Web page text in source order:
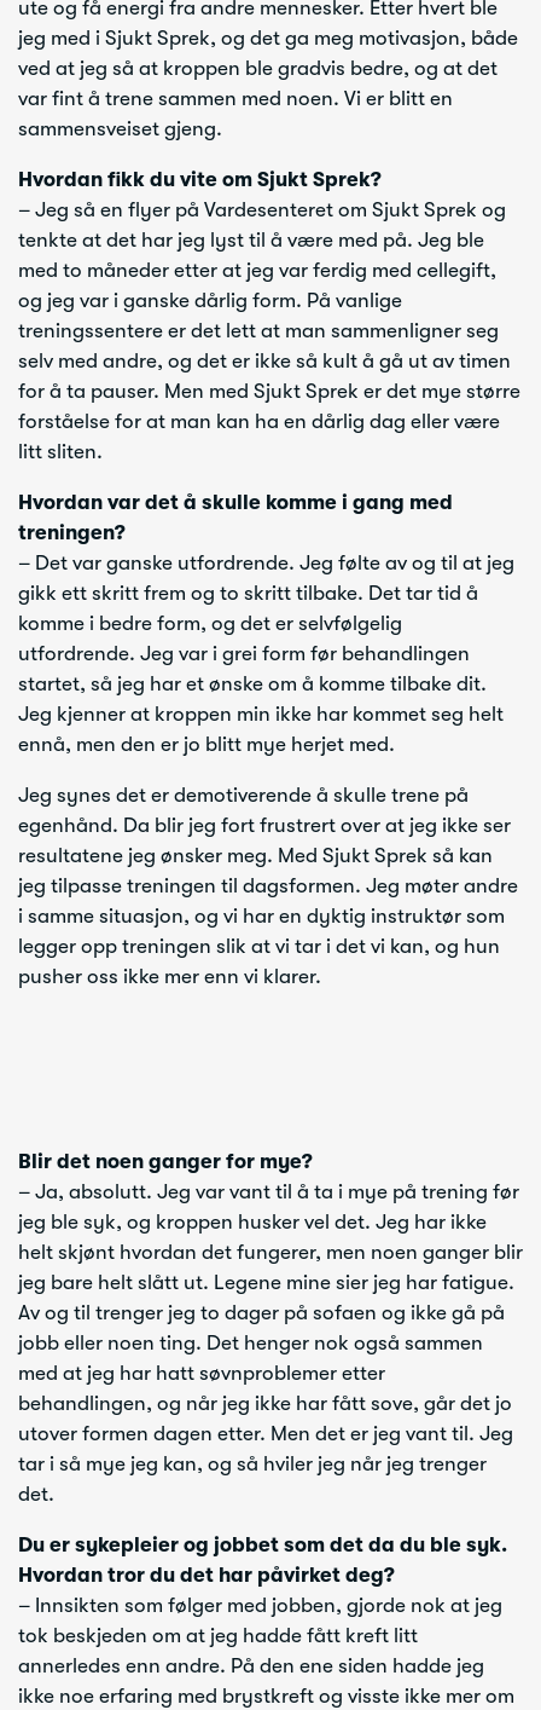
ute og få energi fra andre mennesker. Etter hvert ble
jeg med i Sjukt Sprek, og det ga meg motivasjon, både
ved at jeg så at kroppen ble gradvis bedre, og at det
var fint å trene sammen med noen. Vi er blitt en
sammensveiset gjeng.
Hvordan fikk du vite om Sjukt Sprek?
– Jeg så en flyer på Vardesenteret om Sjukt Sprek og
tenkte at det har jeg lyst til å være med på. Jeg ble
med to måneder etter at jeg var ferdig med cellegift,
og jeg var i ganske dårlig form. På vanlige
treningssentere er det lett at man sammenligner seg
selv med andre, og det er ikke så kult å gå ut av timen
for å ta pauser. Men med Sjukt Sprek er det mye større
forståelse for at man kan ha en dårlig dag eller være
litt sliten.
Hvordan var det å skulle komme i gang med
treningen?
– Det var ganske utfordrende. Jeg følte av og til at jeg
gikk ett skritt frem og to skritt tilbake. Det tar tid å
komme i bedre form, og det er selvfølgelig
utfordrende. Jeg var i grei form før behandlingen
startet, så jeg har et ønske om å komme tilbake dit.
Jeg kjenner at kroppen min ikke har kommet seg helt
ennå, men den er jo blitt mye herjet med.
Jeg synes det er demotiverende å skulle trene på
egenhånd. Da blir jeg fort frustrert over at jeg ikke ser
resultatene jeg ønsker meg. Med Sjukt Sprek så kan
jeg tilpasse treningen til dagsformen. Jeg møter andre
i samme situasjon, og vi har en dyktig instruktør som
legger opp treningen slik at vi tar i det vi kan, og hun
pusher oss ikke mer enn vi klarer.
Blir det noen ganger for mye?
– Ja, absolutt. Jeg var vant til å ta i mye på trening før
jeg ble syk, og kroppen husker vel det. Jeg har ikke
helt skjønt hvordan det fungerer, men noen ganger blir
jeg bare helt slått ut. Legene mine sier jeg har fatigue.
Av og til trenger jeg to dager på sofaen og ikke gå på
jobb eller noen ting. Det henger nok også sammen
med at jeg har hatt søvnproblemer etter
behandlingen, og når jeg ikke har fått sove, går det jo
utover formen dagen etter. Men det er jeg vant til. Jeg
tar i så mye jeg kan, og så hviler jeg når jeg trenger
det.
Du er sykepleier og jobbet som det da du ble syk.
Hvordan tror du det har påvirket deg?
– Innsikten som følger med jobben, gjorde nok at jeg
tok beskjeden om at jeg hadde fått kreft litt
annerledes enn andre. På den ene siden hadde jeg
ikke noe erfaring med brystkreft og visste ikke mer om